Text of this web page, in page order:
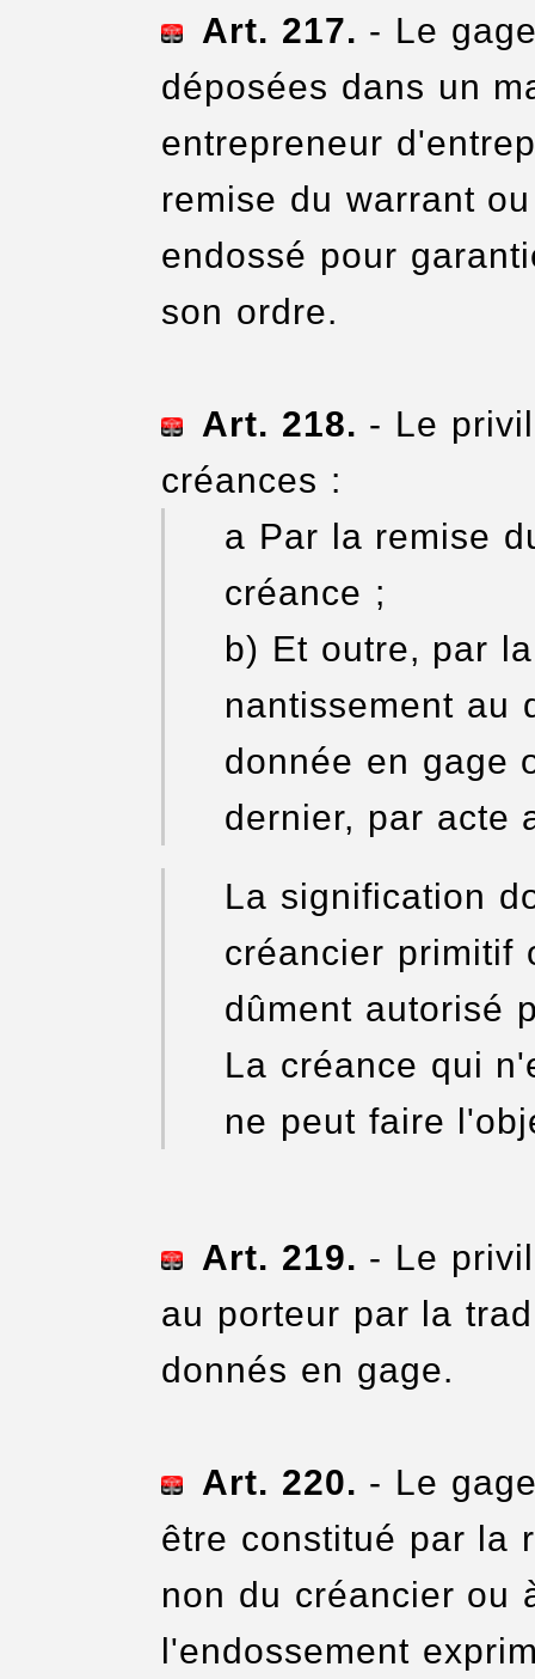
Art. 217. - Le
déposées dans un
entrepreneur
remise du warrant
endossé pour
son ordre.
Art. 218. - Le
créances :
a Par la remise
créance ;
b) Et outre, par
nantissement au
donnée en gage
dernier, par acte
La signification
créancier primitif
dûment autorisé
La créance qui
ne peut faire
Art. 219. - Le
au porteur par la
donnés en gage.
Art. 220. - Le
être constitué par la
non du créancier ou
l'endossement